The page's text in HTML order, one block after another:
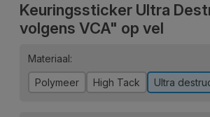
Keuringssticker Ultra
volgens VCA" op vel
Materiaal:
Polymeer
High Tack Ultra